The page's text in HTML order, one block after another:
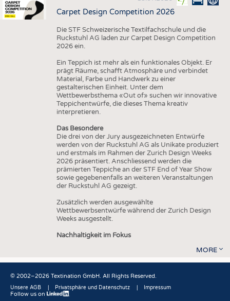
Carpet Design Competition 2026
Die STF Schweizerische Textilfachschule und die
Ruckstuhl AG laden zur Carpet Design Competition
2026 ein.
Ein Teppich ist mehr als ein funktionales Objekt. Er
prägt Räume, schafft Atmosphäre und verbindet
Material, Farbe und Handwerk zu einer
gestalterischen Einheit. Unter dem
Wettbewerbsthema «Out of» suchen wir innovative
Teppichentwürfe, die dieses Thema kreativ
interpretieren.
Das Besondere
Die drei von der Jury ausgezeichneten Entwürfe
werden von der Ruckstuhl AG als Unikate produziert
und erstmals im Rahmen der Zurich Design Weeks
2026 präsentiert. Anschliessend werden die
prämierten Teppiche an der STF End of Year Show
sowie gegebenenfalls an weiteren Veranstaltungen
der Ruckstuhl AG gezeigt.
Zusätzlich werden ausgewählte
Wettbewerbsentwürfe während der Zurich Design
Weeks ausgestellt.
Nachhaltigkeit im Fokus
MORE
© 2002–2026 Textination GmbH. All Rights Reserved.
Fußbereich
Unsere AGB Privatsphäre und Datenschutz Impressum
Follow us on